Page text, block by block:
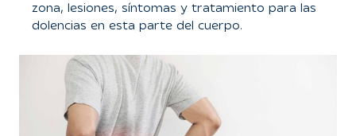
zona, lesiones, síntomas y tratamiento para las
dolencias en esta parte del cuerpo.